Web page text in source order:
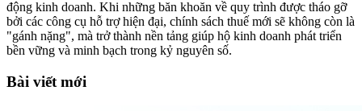
động kinh doanh. Khi những băn khoăn về quy trình được tháo gỡ
bởi các công cụ hỗ trợ hiện đại, chính sách thuế mới sẽ không còn là
"gánh nặng", mà trở thành nền tảng giúp hộ kinh doanh phát triển
bền vững và minh bạch trong kỷ nguyên số.
Bài viết mới